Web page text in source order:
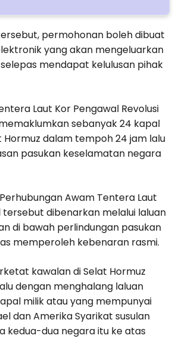
permohonan boleh dibuat
yang akan mengeluarkan
mendapat kelulusan pihak
Laut Kor Pengawal Revolusi
sebanyak 24 kapal
Hormuz dalam tempoh 24 jam lalu
pasukan keselamatan negara
Awam Tentera Laut
tersebut dibenarkan melalui laluan
di bawah perlindungan pasukan
memperoleh kebenaran rasmi.
kawalan di Selat Hormuz
dengan menghalang laluan
milik atau yang mempunyai
dan Amerika Syarikat susulan
kedua-dua negara itu ke atas